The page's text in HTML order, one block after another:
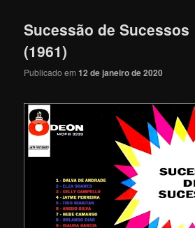
Sucessão de Sucessos
(1961)
Publicado em12 de janeiro de 2020